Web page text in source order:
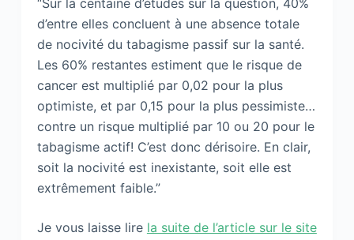
“Sur la centaine d’études sur la question, 40%
d’entre elles concluent à une absence totale
de nocivité du tabagisme passif sur la santé.
Les 60% restantes estiment que le risque de
cancer est multiplié par 0,02 pour la plus
optimiste, et par 0,15 pour la plus pessimiste…
contre un risque multiplié par 10 ou 20 pour le
tabagisme actif! C’est donc dérisoire. En clair,
soit la nocivité est inexistante, soit elle est
extrêmement faible.”
Je vous laisse lire la suite de l’article sur le site